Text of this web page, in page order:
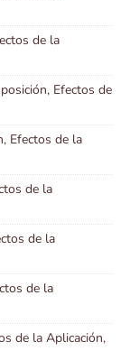
de la
Efectos de
Efectos de la
de la
de la
de la
de la Aplicación,